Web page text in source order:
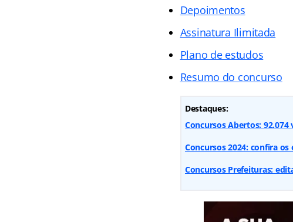
Depoimentos
Assinatura Ilimitada
Plano de estudos
Resumo do concurso
Destaques:
Concursos Abertos: 92.074
Concursos 2024: confira
Concursos Prefeituras: